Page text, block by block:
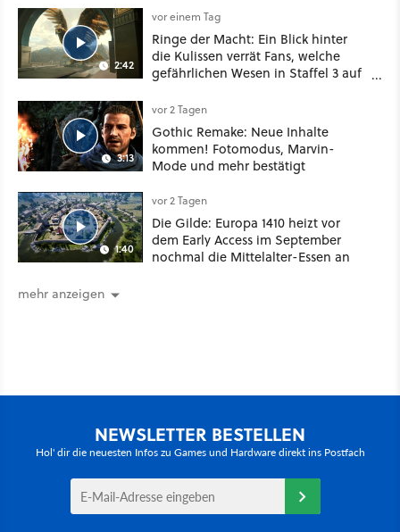
2:42
vor einem Tag
Ringe der Macht: Ein Blick hinter
die Kulissen verrät Fans, welche
gefährlichen Wesen in Staffel 3 auf
3:13
vor 2 Tagen
Gothic Remake: Neue Inhalte
kommen! Fotomodus, Marvin-
Mode und mehr bestätigt
1:40
vor 2 Tagen
Die Gilde: Europa 1410 heizt vor
dem Early Access im September
nochmal die Mittelalter-Essen an
mehr anzeigen
NEWSLETTER BESTELLEN
Hol' dir die neuesten Infos zu Games und Hardware direkt ins Postfach